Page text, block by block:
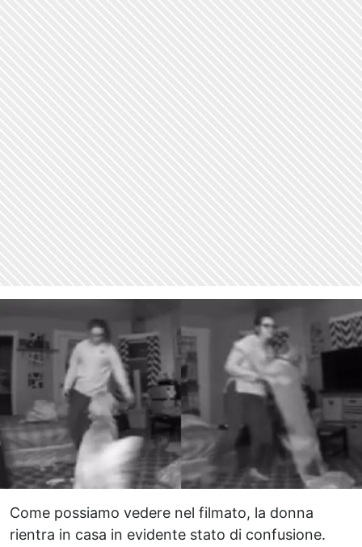
Come possiamo vedere nel filmato, la donna
rientra in casa in evidente stato di confusione.